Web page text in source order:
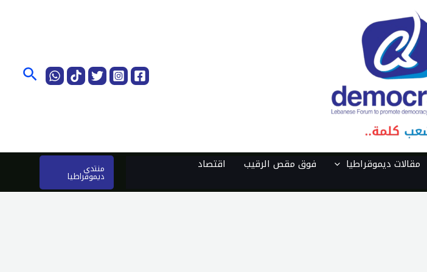
مقالات ديموقراطيا فوق مقص الرقيب
اقتصاد
منتدى
ديموقراطيا